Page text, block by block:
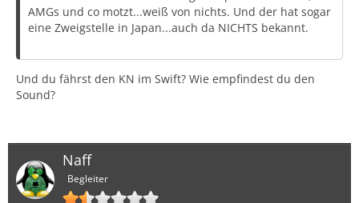
AMGs und co motzt...weiß von nichts. Und der hat sogar
eine Zweigstelle in Japan...auch da NICHTS bekannt.
Und du fährst den KN im Swift? Wie empfindest du den
Sound?
Naff
Begleiter